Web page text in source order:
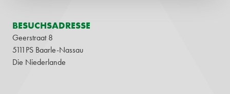
BESUCHSADRESSE
Geerstraat 8
5111PS Baarle-Nassau
Die Niederlande